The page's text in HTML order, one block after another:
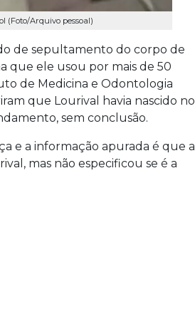
(Foto/Arquivo pessoal)
de sepultamento do corpo de
que ele usou por mais de 50
de Medicina e Odontologia
que Lourival havia nascido no
sem conclusão.
e a informação apurada é que a
mas não especificou se é a